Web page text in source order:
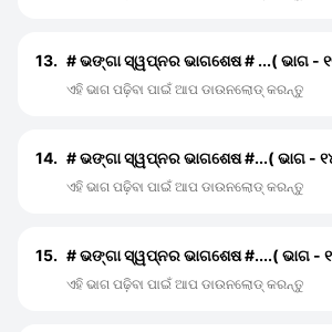
13. # ଭଙ୍ଗା ସ୍ୱପ୍ନର ଭାଗଶେଷ # ...( ଭାଗ -
ଏହି ଭାଗ ପଢ଼ିବା ପାଇଁ ଆପ ଡାଉନଲୋଡ୍ କରନ୍ତୁ
14. # ଭଙ୍ଗା ସ୍ୱପ୍ନର ଭାଗଶେଷ #...( ଭାଗ -
ଏହି ଭାଗ ପଢ଼ିବା ପାଇଁ ଆପ ଡାଉନଲୋଡ୍ କରନ୍ତୁ
15. # ଭଙ୍ଗା ସ୍ୱପ୍ନର ଭାଗଶେଷ #....( ଭାଗ -
ଏହି ଭାଗ ପଢ଼ିବା ପାଇଁ ଆପ ଡାଉନଲୋଡ୍ କରନ୍ତୁ